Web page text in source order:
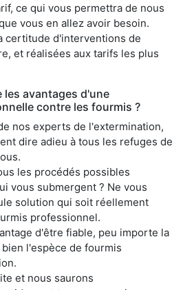
ce qui vous permettra de nous
vous en allez avoir besoin.
certitude d'interventions de
et réalisées aux tarifs les plus
les avantages d'une
contre les fourmis ?
nos experts de l'extermination,
dire adieu à tous les refuges de
les procédés possibles
vous submergent ? Ne vous
solution qui soit réellement
professionnel.
d'être fiable, peu importe la
l'espèce de fourmis
et nous saurons